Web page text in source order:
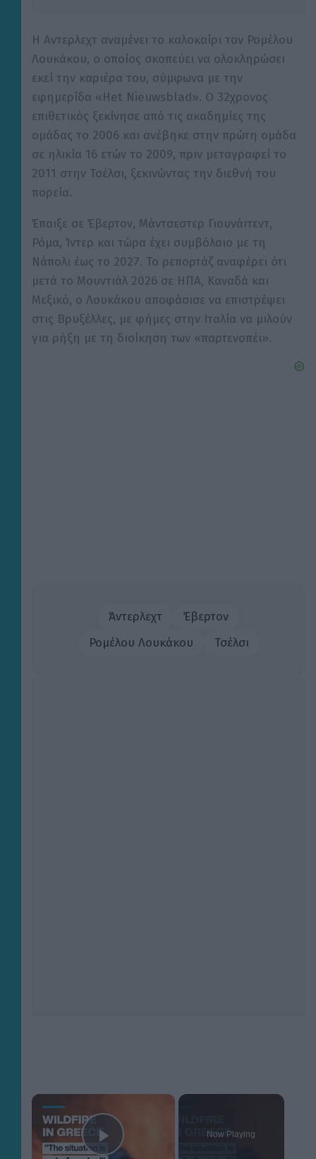
Η Αντερλεχτ αναμένει το καλοκαίρι τον Ρομέλου
Λουκάκου, ο οποίος σκοπεύει να ολοκληρώσει
εκεί την καριέρα του, σύμφωνα με την
εφημερίδα «Het Nieuwsblad». Ο 32χρονος
επιθετικός ξεκίνησε από τις ακαδημίες της
ομάδας το 2006 και ανέβηκε στην πρώτη ομάδα
σε ηλικία 16 ετών το 2009, πριν μεταγραφεί το
2011 στην Τσέλσι, ξεκινώντας την διεθνή του
πορεία.
Έπαιξε σε Έβερτον, Μάντσεστερ Γιουνάιτεντ,
Ρόμα, Ίντερ και τώρα έχει συμβόλαιο με τη
Νάπολι έως το 2027. Το ρεπορτάζ αναφέρει ότι
μετά το Μουντιάλ 2026 σε ΗΠΑ, Καναδά και
Μεξικό, ο Λουκάκου αποφάσισε να επιστρέψει
στις Βρυξέλλες, με φήμες στην Ιταλία να μιλούν
για ρήξη με τη διοίκηση των «παρτενοπέι».
Άντερλεχτ
Έβερτον
Ρομέλου Λουκάκου
Τσέλσι
×
Now Playing